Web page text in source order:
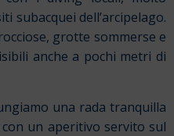
subacquei dell’arcipelago.
grotte sommerse e
anche a pochi metri di
una rada tranquilla
un aperitivo servito sul